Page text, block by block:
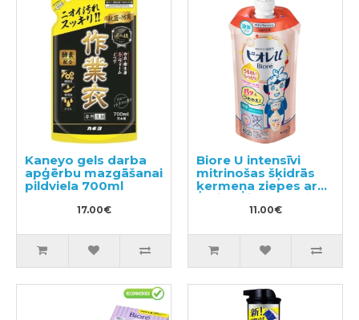
Kaneyo gels darba
apģērbu mazgāšanai
pildviela 700ml
17.00€
Biore U intensīvi
mitrinošas šķidrās
ķermeņa ziepes ar
maigu ziedu-augļu
aromātu pildviela
11.00€